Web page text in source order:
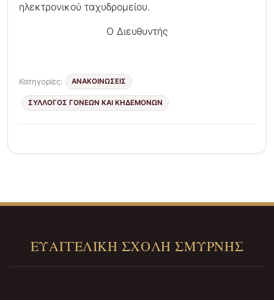
ηλεκτρονικού ταχυδρομείου.
Ο Διευθυντής
Κατηγορίες: ΑΝΑΚΟΙΝΩΣΕΙΣ
ΣΎΛΛΟΓΟΣ ΓΟΝΈΩΝ ΚΑΙ ΚΗΔΕΜΌΝΩΝ